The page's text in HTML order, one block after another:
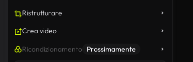
Ristrutturare
Crea video
Ricondizionamento Prossimamente